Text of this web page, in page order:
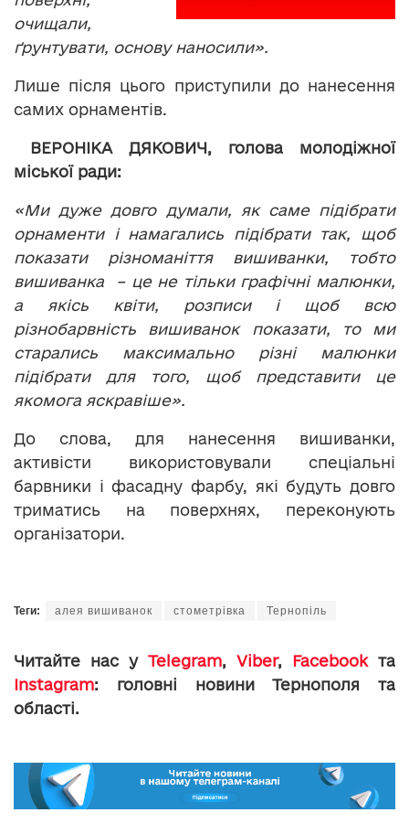
очищали,
ґрунтувати, основу наносили».
Лише після цього приступили до нанесення
самих орнаментів.
ВЕРОНІКА ДЯКОВИЧ, голова молодіжної
міської ради:
«Ми дуже довго думали, як саме підібрати
орнаменти і намагались підібрати так, щоб
показати різноманіття вишиванки, тобто
вишиванка – це не тільки графічні малюнки,
а якісь квіти, розписи і щоб всю
різнобарвність вишиванок показати, то ми
старались максимально різні малюнки
підібрати для того, щоб представити це
якомога яскравіше».
До слова, для нанесення вишиванки,
активісти використовували спеціальні
барвники і фасадну фарбу, які будуть довго
триматись на поверхнях, переконують
організатори.
Теги: алея вишиванок стометрівка Тернопіль
Читайте нас у Telegram, Viber, Facebookта
Instagram: головні новини Тернополя та
області.